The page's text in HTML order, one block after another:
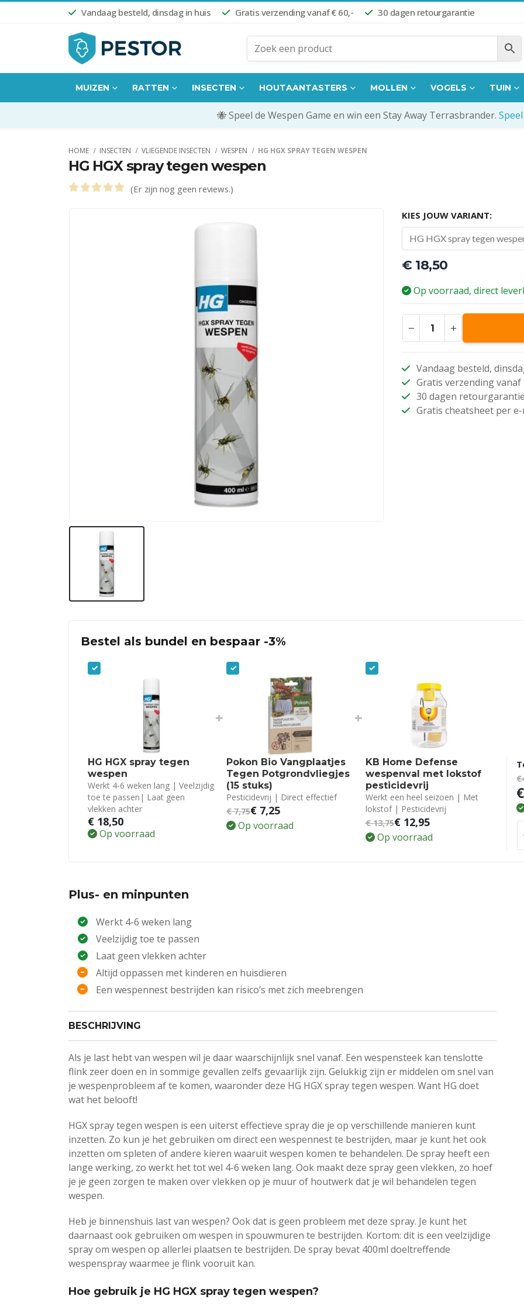
Vandaag besteld, dinsdag in huis Gratis verzending vanaf € 60,- 30 dagen retourgarantie
MUIZEN RATTEN INSECTEN HOUTAANTASTERS MOLLEN VOGELS TUIN
🐝 Speel de Wespen Game en win een Stay Away Terrasbrander.
HOME INSECTEN VLIEGENDE INSECTEN WESPEN HG HGX SPRAY TEGEN WESPEN
HG HGX spray tegen wespen
(Er zijn nog geen reviews.)
KIES JOUW VARIANT:
HG HGX spray tegen
€18,50
Op voorraad, direct
Vandaag besteld,
Gratis verzending vanaf
30 dagen retourgarantie
Gratis cheatsheet per
Bestel als bundel en bespaar -3%
HG HGX spray tegen
wespen
Werkt 4-6 weken lang | Veelzijdig
toe te passen| Laat geen
vlekken achter
€ 18,50
Op voorraad
+
Pokon Bio Vangplaatjes
Tegen Potgrondvliegjes
(15 stuks)
Pesticidevrij | Direct effectief
€7,75€ 7,25
Op voorraad
+
KB Home Defense
wespenval met lokstof
pesticidevrij
Werkt een heel seizoen | Met
lokstof | Pesticidevrij
€13,75€12,95
Op voorraad
Plus- en minpunten
Werkt 4-6 weken lang
Veelzijdig toe te passen
Laat geen vlekken achter
Altijd oppassen met kinderen en huisdieren
Een wespennest bestrijden kan risico’s met zich meebrengen
BESCHRIJVING
Als je last hebt van wespen wil je daar waarschijnlijk snel vanaf. Een wespensteek kan tenslotte
flink zeer doen en in sommige gevallen zelfs gevaarlijk zijn. Gelukkig zijn er middelen om snel van
je wespenprobleem af te komen, waaronder deze HG HGX spray tegen wespen. Want HG doet
wat het belooft!
HGX spray tegen wespen is een uiterst effectieve spray die je op verschillende manieren kunt
inzetten. Zo kun je het gebruiken om direct een wespennest te bestrijden, maar je kunt het ook
inzetten om spleten of andere kieren waaruit wespen komen te behandelen. De spray heeft een
lange werking, zo werkt het tot wel 4-6 weken lang. Ook maakt deze spray geen vlekken, zo hoef
je je geen zorgen te maken over vlekken op je muur of houtwerk dat je wil behandelen tegen
wespen.
Heb je binnenshuis last van wespen? Ook dat is geen probleem met deze spray. Je kunt het
daarnaast ook gebruiken om wespen in spouwmuren te bestrijden. Kortom: dit is een veelzijdige
spray om wespen op allerlei plaatsen te bestrijden. De spray bevat 400ml doeltreffende
wespenspray waarmee je flink vooruit kan.
Hoe gebruik je HG HGX spray tegen wespen?